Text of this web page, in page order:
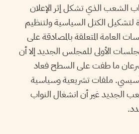
الشعب الذي تشكل إثر الإعلان
لتشكيل الكتل السياسية ولتنظيم
العامة المتعلقة بالمصادقة على
الأولى للمجلس الجديد إلا أن
ما طفت على السطح فعاد
ملفات تشريعية وسياسية
الجديد غير أن انشغال النواب